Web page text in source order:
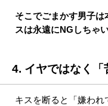
そこでごまかす男子
スは永遠にNGしちゃ
4. イヤではなく
キスを断ると「嫌わ